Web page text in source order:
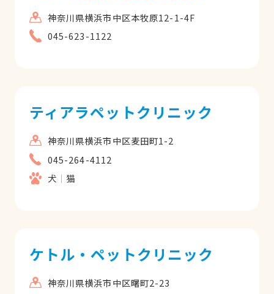
神奈川県横浜市中区本牧原12-1-4F
045-623-1122
ティアラペットクリニック
神奈川県横浜市中区麦田町1-2
045-264-4112
犬
猫
ケトル・ペットクリニック
神奈川県横浜市中区曙町2-23